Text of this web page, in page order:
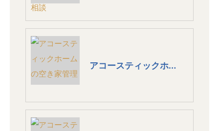
アコースティックホームの空き家管理